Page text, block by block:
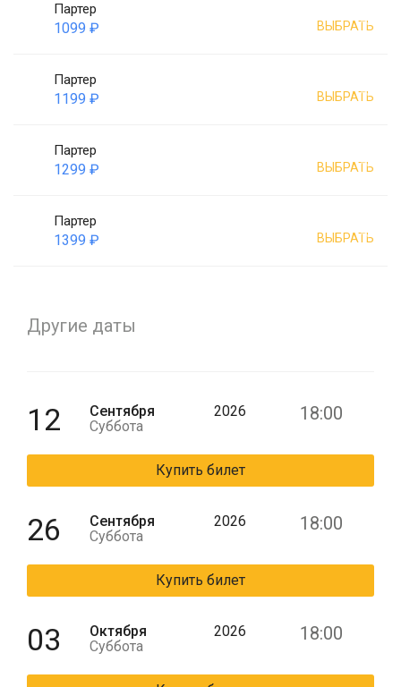
Партер
1099 ₽ ВЫБРАТЬ
Партер
1199 ₽ ВЫБРАТЬ
Партер
1299 ₽ ВЫБРАТЬ
Партер
1399 ₽ ВЫБРАТЬ
Другие даты
12
Сентября
Суббота
2026 18:00
Купить билет
26
Сентября
Суббота
2026 18:00
Купить билет
03
Октября
Суббота
2026 18:00